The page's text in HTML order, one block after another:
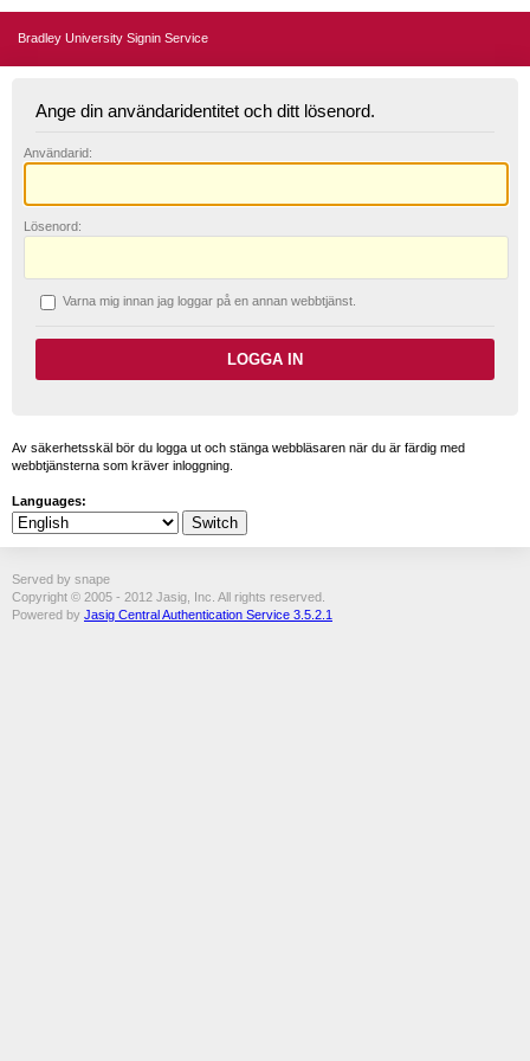
Bradley University Signin Service
Ange din användaridentitet och ditt lösenord.
Användarid:
L ösenord:
Varna mig innan jag loggar på en annan webbtjänst.
Av säkerhetsskäl bör du logga ut och stänga webbläsaren när du är färdig med
webbtjänsterna som kräver inloggning.
Languages:
Served by snape
Copyright © 2005 - 2012 Jasig, Inc. All rights reserved.
Powered by Jasig Central Authentication Service 3.5.2.1